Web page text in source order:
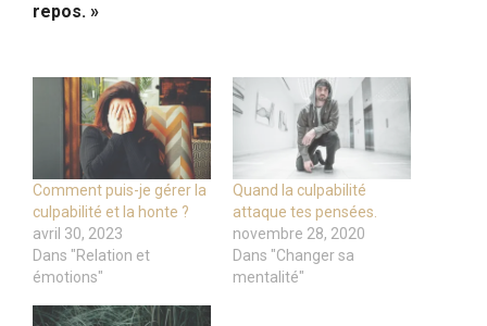
repos. »
Comment puis-je gérer la
culpabilité et la honte ?
avril 30, 2023
Dans "Relation et
émotions"
Quand la culpabilité
attaque tes pensées.
novembre 28, 2020
Dans "Changer sa
mentalité"